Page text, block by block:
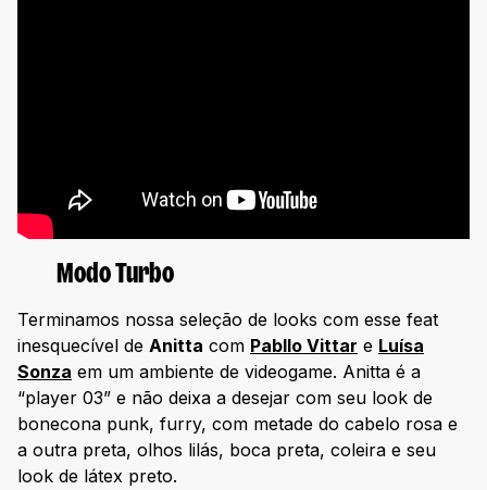
Modo Turbo
Terminamos nossa seleção de looks com esse feat
inesquecível de Anitta com Pabllo Vittar e Luísa
Sonza em um ambiente de videogame. Anitta é a
“player 03” e não deixa a desejar com seu look de
bonecona punk, furry, com metade do cabelo rosa e
a outra preta, olhos lilás, boca preta, coleira e seu
look de látex preto.